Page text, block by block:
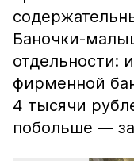
Баночки-
отдельности:
фирменной
4 тысячи
побольше —